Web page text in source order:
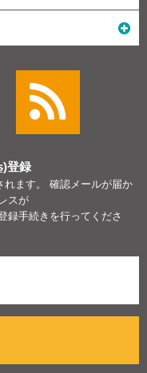
登録
れます。 確認メールが届か
スが
録手続きを行ってくださ